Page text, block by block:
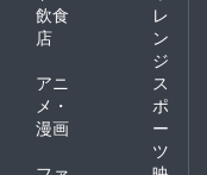
飲食
店
レ
ン
ジ
アニ
メ・
漫画
ス
ポ
ー
ツ